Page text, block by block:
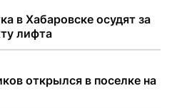
в Хабаровске осудят за
лифта
открылся в поселке на